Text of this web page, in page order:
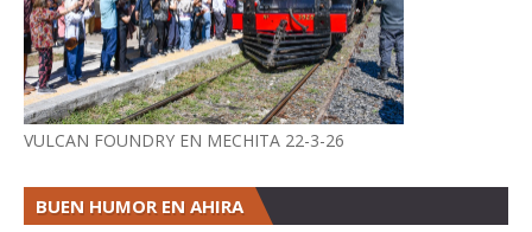
VULCAN FOUNDRY EN MECHITA 22-3-26
BUEN HUMOR EN AHIRA